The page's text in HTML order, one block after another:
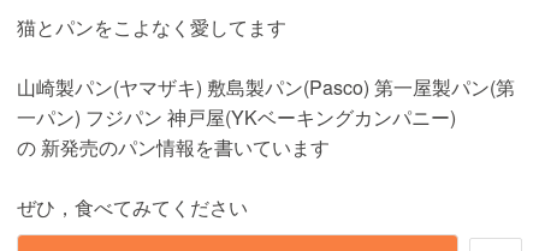
猫とパンをこよなく愛してます
山崎製パン(ヤマザキ) 敷島製パン(Pasco) 第一屋製パン(第
一パン) フジパン 神戸屋(YKベーキングカンパニー)
の 新発売のパン情報を書いています
ぜひ，食べてみてください